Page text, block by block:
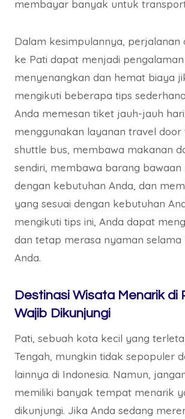
membayar banyak untuk
Dalam kesimpulannya, perjalanan
ke Pati dapat menjadi
menyenangkan dan hemat biaya
mengikuti beberapa tips
Anda memesan tiket jauh-jauh hari,
menggunakan layanan travel door
shuttle bus, membawa makanan
sendiri, membawa barang bawaan
dengan kebutuhan Anda, dan
yang sesuai dengan kebutuhan
mengikuti tips ini, Anda dapat
dan tetap merasa nyaman selama
Anda.
Destinasi Wisata Menarik di
Wajib Dikunjungi
Pati, sebuah kota kecil yang
Tengah, mungkin tidak sepopuler
lainnya di Indonesia. Namun,
memiliki banyak tempat menarik
dikunjungi. Jika Anda sedang